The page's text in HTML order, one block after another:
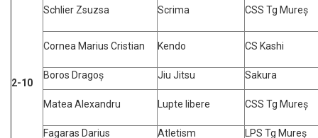
2-10
Schlier Zsuzsa Scrima CSS Tg Mureș
Cornea Marius Cristian Kendo CS Kashi
Boros Dragoș Jiu Jitsu Sakura
Matea Alexandru Lupte libere CSS Tg Mureș
Fagaras Darius Atletism
LPS Tg Mureș